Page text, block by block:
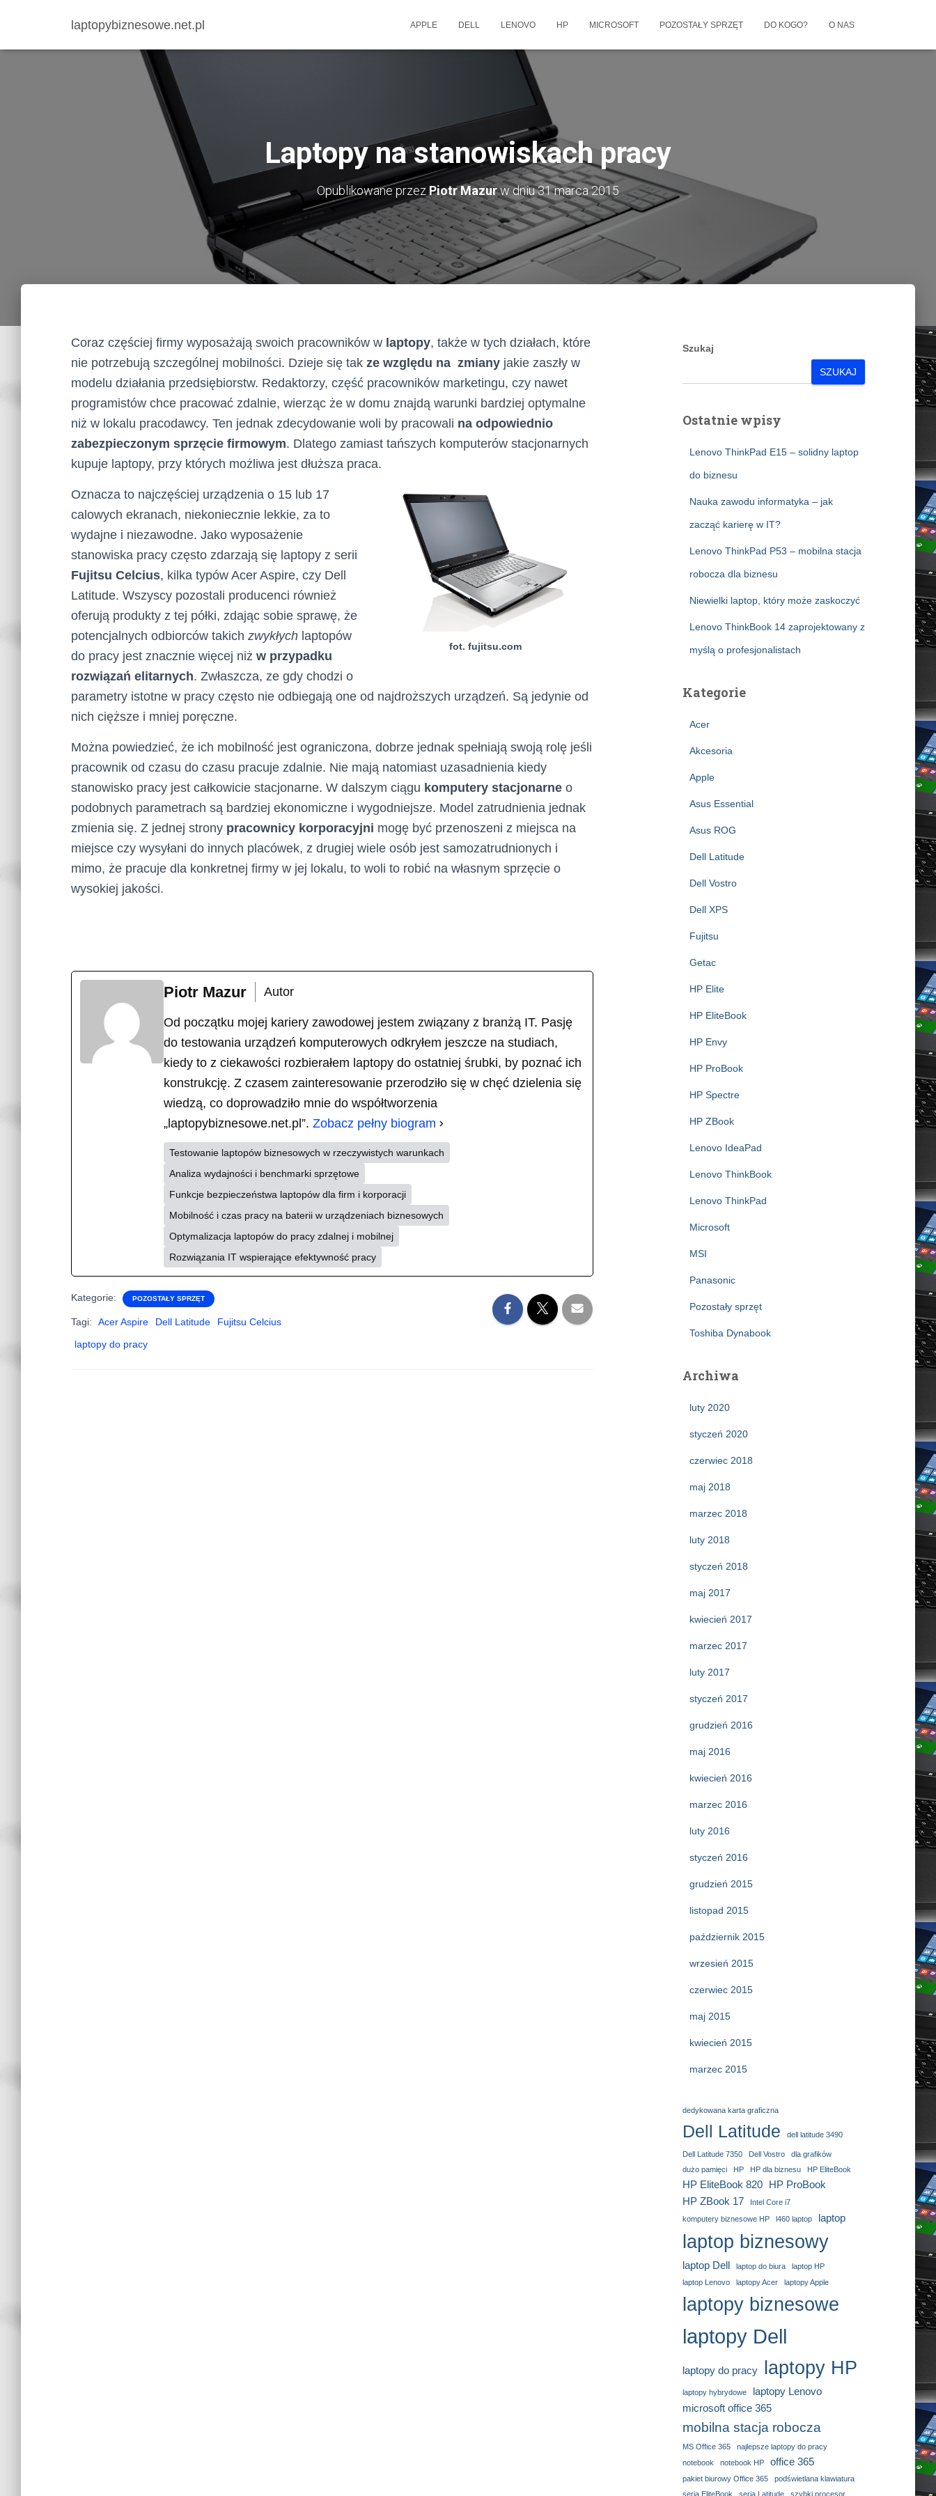
laptopybiznesowe.net.pl APPLE DELL LENOVO HP MICROSOFT POZOSTAŁY SPRZĘT DO KOGO? O NAS
Laptopy na stanowiskach pracy
Opublikowane przez Piotr Mazurw dniu31 marca 2015
Coraz częściej firmy wyposażają swoich pracowników w laptopy, także w tych działach, które
nie potrzebują szczególnej mobilności. Dzieje się tak ze względu na zmiany jakie zaszły w
modelu działania przedsiębiorstw. Redaktorzy, część pracowników marketingu, czy nawet
programistów chce pracować zdalnie, wierząc że w domu znajdą warunki bardziej optymalne
niż w lokalu pracodawcy. Ten jednak zdecydowanie woli by pracowali na odpowiednio
zabezpieczonym sprzęcie firmowym. Dlatego zamiast tańszych komputerów stacjonarnych
kupuje laptopy, przy których możliwa jest dłuższa praca.
fot. fujitsu.com
Oznacza to najczęściej urządzenia o 15 lub 17
calowych ekranach, niekoniecznie lekkie, za to
wydajne i niezawodne. Jako wyposażenie
stanowiska pracy często zdarzają się laptopy z serii
Fujitsu Celcius, kilka typów Acer Aspire, czy Dell
Latitude. Wszyscy pozostali producenci również
oferują produkty z tej półki, zdając sobie sprawę, że
potencjalnych odbiorców takich zwykłych laptopów
do pracy jest znacznie więcej niż w przypadku
rozwiązań elitarnych. Zwłaszcza, ze gdy chodzi o
parametry istotne w pracy często nie odbiegają one od najdroższych urządzeń. Są jedynie od
nich cięższe i mniej poręczne.
Można powiedzieć, że ich mobilność jest ograniczona, dobrze jednak spełniają swoją rolę jeśli
pracownik od czasu do czasu pracuje zdalnie. Nie mają natomiast uzasadnienia kiedy
stanowisko pracy jest całkowicie stacjonarne. W dalszym ciągu komputery stacjonarne o
podobnych parametrach są bardziej ekonomiczne i wygodniejsze. Model zatrudnienia jednak
zmienia się. Z jednej strony pracownicy korporacyjni mogę być przenoszeni z miejsca na
miejsce czy wysyłani do innych placówek, z drugiej wiele osób jest samozatrudnionych i
mimo, że pracuje dla konkretnej firmy w jej lokalu, to woli to robić na własnym sprzęcie o
wysokiej jakości.
Piotr Mazur Autor
Od początku mojej kariery zawodowej jestem związany z branżą IT. Pasję
do testowania urządzeń komputerowych odkryłem jeszcze na studiach,
kiedy to z ciekawości rozbierałem laptopy do ostatniej śrubki, by poznać ich
konstrukcję. Z czasem zainteresowanie przerodziło się w chęć dzielenia się
wiedzą, co doprowadziło mnie do współtworzenia
„laptopybiznesowe.net.pl”. Zobacz pełny biogram
Testowanie laptopów biznesowych w rzeczywistych warunkach
Analiza wydajności i benchmarki sprzętowe
Funkcje bezpieczeństwa laptopów dla firm i korporacji
Mobilność i czas pracy na baterii w urządzeniach biznesowych
Optymalizacja laptopów do pracy zdalnej i mobilnej
Rozwiązania IT wspierające efektywność pracy
Kategorie: POZOSTAŁY SPRZĘT
Tagi: Acer Aspire Dell Latitude
Fujitsu Celcius
laptopy do pracy
Szukaj
SZUKAJ
Ostatnie wpisy
Lenovo ThinkPad E15 – solidny laptop
do biznesu
Nauka zawodu informatyka – jak
zacząć karierę w IT?
Lenovo ThinkPad P53 – mobilna stacja
robocza dla biznesu
Niewielki laptop, który może zaskoczyć
Lenovo ThinkBook 14 zaprojektowany z
myślą o profesjonalistach
Kategorie
Acer
Akcesoria
Apple
Asus Essential
Asus ROG
Dell Latitude
Dell Vostro
Dell XPS
Fujitsu
Getac
HP Elite
HP EliteBook
HP Envy
HP ProBook
HP Spectre
HP ZBook
Lenovo IdeaPad
Lenovo ThinkBook
Lenovo ThinkPad
Microsoft
MSI
Panasonic
Pozostały sprzęt
Toshiba Dynabook
Archiwa
luty 2020
styczeń 2020
czerwiec 2018
maj 2018
marzec 2018
luty 2018
styczeń 2018
maj 2017
kwiecień 2017
marzec 2017
luty 2017
styczeń 2017
grudzień 2016
maj 2016
kwiecień 2016
marzec 2016
luty 2016
styczeń 2016
grudzień 2015
listopad 2015
październik 2015
wrzesień 2015
czerwiec 2015
maj 2015
kwiecień 2015
marzec 2015
dedykowana karta graficzna
Dell Latitude dell latitude 3490
Dell Latitude 7350 Dell Vostro
dla grafików
dużo pamięci
HP HP dla biznesu HP EliteBook
HP EliteBook 820
HP ProBook
HP ZBook 17
Intel Core i7
komputery biznesowe HP
l460 laptop laptop
laptop biznesowy
laptop Dell laptop do biura
laptop HP
laptop Lenovo
laptopy Acer laptopy Apple
laptopy biznesowe
laptopy Dell
laptopy do pracy laptopy HP
laptopy hybrydowe
laptopy Lenovo
microsoft office 365
mobilna stacja robocza
MS Office 365
najlepsze laptopy do pracy
notebook
notebook HP office 365
pakiet biurowy Office 365
podświetlana klawiatura
seria EliteBook
seria Latitude szybki procesor